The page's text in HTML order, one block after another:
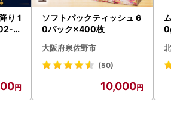
1
ソフトパックティッシュ 6
0パック×400枚
大阪府泉佐野市
(50)
10,000